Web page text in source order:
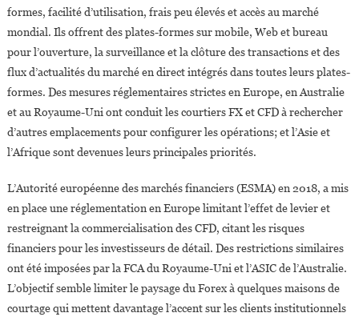
formes, facilité d’utilisation, frais peu élevés et accès au marché
mondial. Ils offrent des plates-formes sur mobile, Web et bureau
pour l’ouverture, la surveillance et la clôture des transactions et des
flux d’actualités du marché en direct intégrés dans toutes leurs plates-
formes. Des mesures réglementaires strictes en Europe, en Australie
et au Royaume-Uni ont conduit les courtiers FX et CFD à rechercher
d’autres emplacements pour configurer les opérations; et l’Asie et
l’Afrique sont devenues leurs principales priorités.
L’Autorité européenne des marchés financiers (ESMA) en 2018, a mis
en place une réglementation en Europe limitant l’effet de levier et
restreignant la commercialisation des CFD, citant les risques
financiers pour les investisseurs de détail. Des restrictions similaires
ont été imposées par la FCA du Royaume-Uni et l’ASIC de l’Australie.
L’objectif semble limiter le paysage du Forex à quelques maisons de
courtage qui mettent davantage l’accent sur les clients institutionnels